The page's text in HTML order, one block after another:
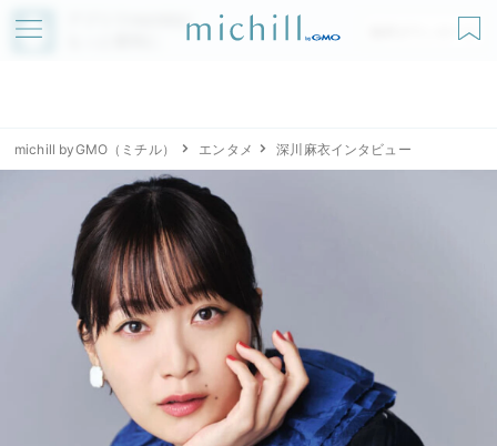
アプリでmichillが
無料ダウンロード
michill byGMO（ミチル） エンタメ 深川麻衣インタビュー